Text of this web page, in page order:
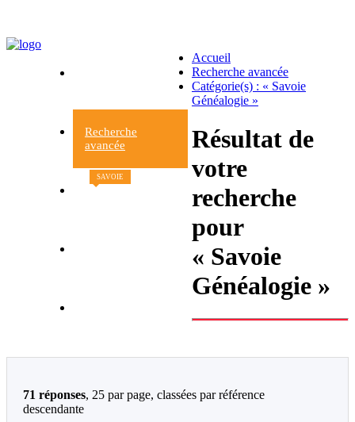
Recherche
avancée
Nouveaux
SAVOIE
Accueil
Recherche avancée
Catégorie(s) : « Savoie
Généalogie »
Résultat de
votre
recherche
pour
« Savoie
Généalogie »
71 réponses, 25 par page, classées par référence
descendante